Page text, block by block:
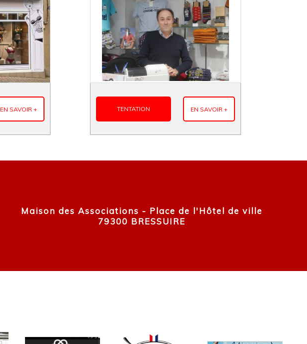
EN SAVOIR + TENTATION EN SAVOIR +
Maison des Associations - Place de l'Hôtel de ville
79300 BRESSUIRE